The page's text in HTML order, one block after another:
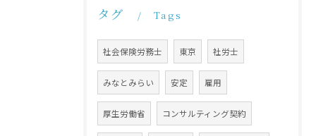
タグ Tags
社会保険労務士 東京 社労士
みなとみらい 安定 雇用
厚生労働省 コンサルティング契約